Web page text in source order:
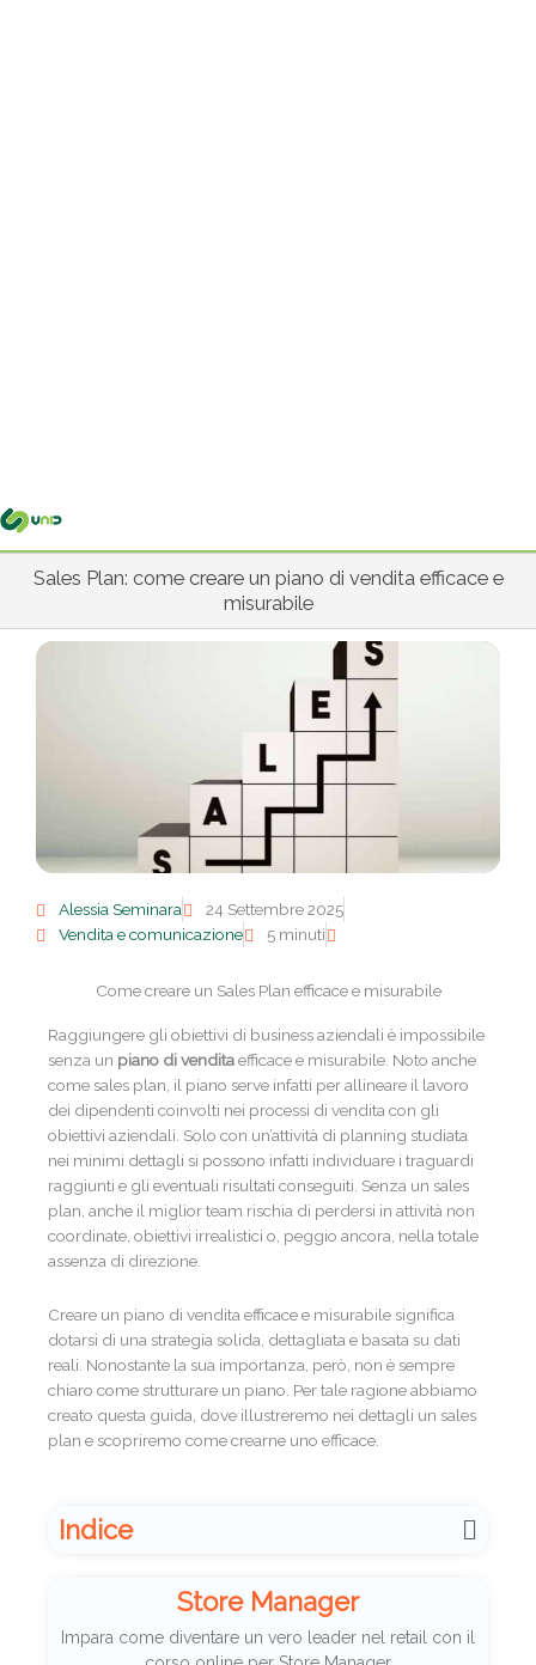
Sales Plan: come creare un piano di vendita efficace e
misurabile
Alessia Seminara
24 Settembre 2025
Vendita e comunicazione
5 minuti
Come creare un Sales Plan efficace e misurabile
Raggiungere gli obiettivi di business aziendali è impossibile
senza un piano di venditaefficace e misurabile. Noto anche
come sales plan, il piano serve infatti per allineare il lavoro
dei dipendenti coinvolti nei processi di vendita con gli
obiettivi aziendali. Solo con un’attività di planning studiata
nei minimi dettagli si possono infatti individuare i traguardi
raggiunti e gli eventuali risultati conseguiti. Senza un sales
plan, anche il miglior team rischia di perdersi in attività non
coordinate, obiettivi irrealistici o, peggio ancora, nella totale
assenza di direzione.
Creare un piano di vendita efficace e misurabile significa
dotarsi di una strategia solida, dettagliata e basata su dati
reali. Nonostante la sua importanza, però, non è sempre
chiaro come strutturare un piano. Per tale ragione abbiamo
creato questa guida, dove illustreremo nei dettagli un sales
plan e scopriremo come crearne uno efficace.
Indice
Store Manager
Impara come diventare un vero leader nel retail con il